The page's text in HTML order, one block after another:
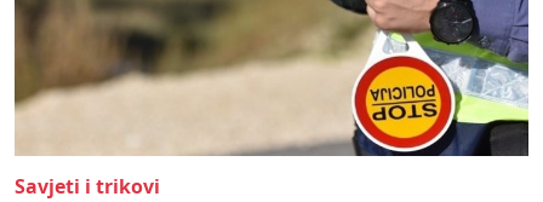
Savjeti i trikovi